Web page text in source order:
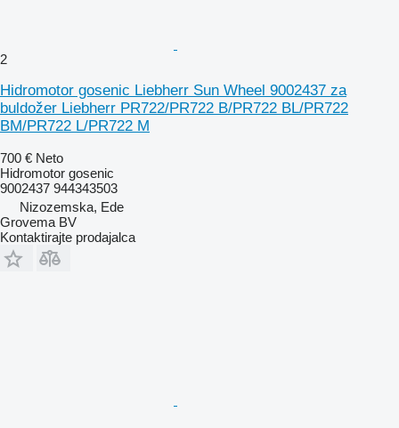
2
Hidromotor gosenic Liebherr Sun Wheel 9002437 za
buldožer Liebherr PR722/PR722 B/PR722 BL/PR722
BM/PR722 L/PR722 M
700 € Neto
Hidromotor gosenic
9002437 944343503
Nizozemska, Ede
Grovema BV
Kontaktirajte prodajalca